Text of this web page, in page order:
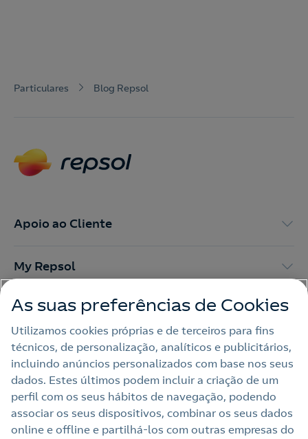
Particulares Blog Repsol
Apoio ao Cliente
My Repsol
Outras Energias
Links Úteis
Nota legal
Política de privacidade
As suas preferências de Cookies
Utilizamos cookies próprias e de terceiros para fins
técnicos, de personalização, analíticos e publicitários,
incluindo anúncios personalizados com base nos seus
dados. Estes últimos podem incluir a criação de um
perfil com os seus hábitos de navegação, podendo
associar os seus dispositivos, combinar os seus dados
online e offline e partilhá‑los com outras empresas do